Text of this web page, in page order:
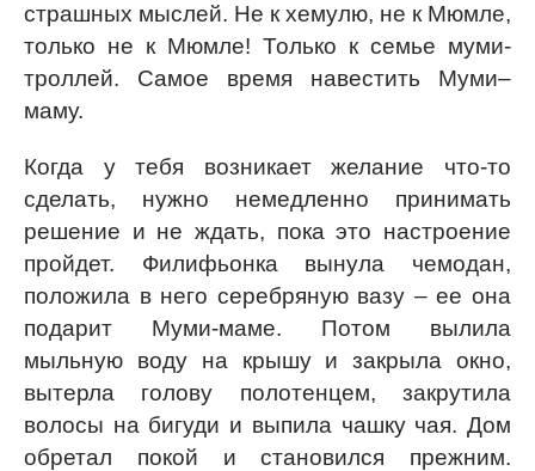
страшных мыслей. Не к хемулю, не к Мюмле,
только не к Мюмле! Только к семье муми-
троллей. Самое время навестить Муми–
маму.
Когда у тебя возникает желание что-то
сделать, нужно немедленно принимать
решение и не ждать, пока это настроение
пройдет. Филифьонка вынула чемодан,
положила в него серебряную вазу – ее она
подарит Муми-маме. Потом вылила
мыльную воду на крышу и закрыла окно,
вытерла голову полотенцем, закрутила
волосы на бигуди и выпила чашку чая. Дом
обретал покой и становился прежним.